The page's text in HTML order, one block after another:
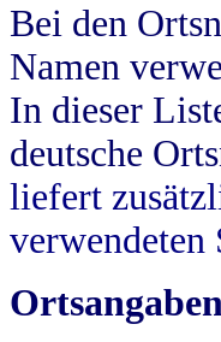
Bei den
Namen
In dieser
deutsche
liefert
verwendeten